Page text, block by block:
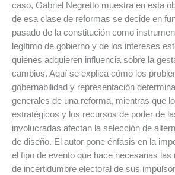
caso, Gabriel Negretto muestra en esta
de esa clase de reformas se decide en
pasado de la constitución como
legítimo de gobierno y de los intereses
quienes adquieren influencia sobre la
cambios. Aquí se explica cómo los
gobernabilidad y representación
generales de una reforma, mientras que
estratégicos y los recursos de poder de
involucradas afectan la selección de
de diseño. El autor pone énfasis en la
el tipo de evento que hace necesarias
de incertidumbre electoral de sus